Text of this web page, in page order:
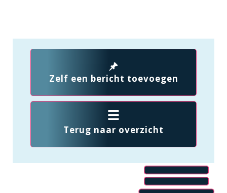
Zelf een bericht toevoegen
Terug naar overzicht